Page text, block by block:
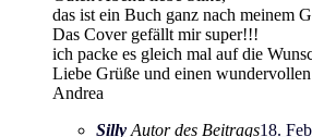
das ist ein Buch ganz nach meinem
Das Cover gefällt mir super!!!
ich packe es gleich mal auf die
Liebe Grüße und einen
Andrea
Silly Autor des Beitrags18.